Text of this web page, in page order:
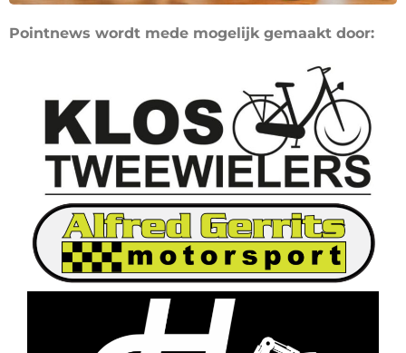
Pointnews wordt mede mogelijk gemaakt door: